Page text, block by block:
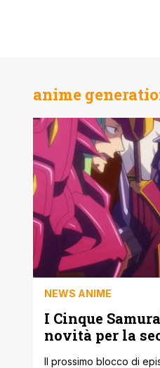
anime
NEWS ANIME
I Cinque
novità per la
Il prossimo blocco di